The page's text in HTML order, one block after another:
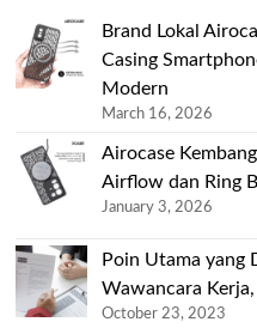
Brand Lokal
Casing
Modern
March 16, 2026
Airocase
Airflow dan Ring
January 3, 2026
Poin Utama yang
Wawancara
October 23, 2023